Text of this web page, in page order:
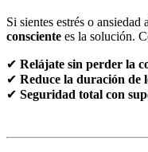
Si sientes estrés o ansiedad
consciente es la solución.
✔ Relájate sin perder la
✔ Reduce la duración de
✔ Seguridad total con